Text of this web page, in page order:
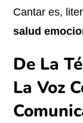
Cantar es,
salud
De La
La Voz